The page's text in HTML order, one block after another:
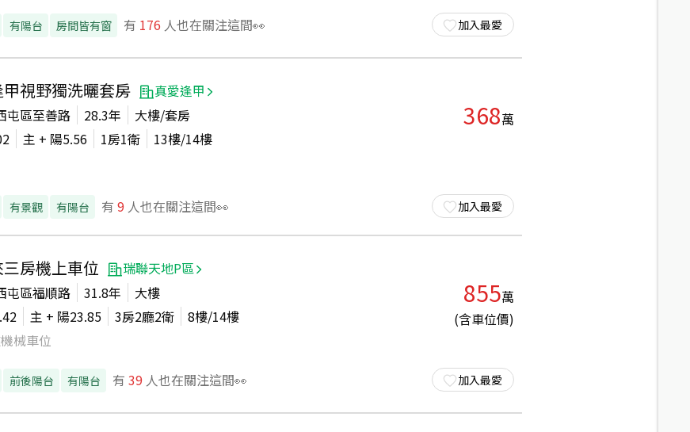
有陽台 房間皆有窗 有 176 人也在關注這間👀 加入最愛
視野獨洗曬套房
真愛逢甲
屯區至善路
28.3年
大樓/套房
主 + 陽5.56 1房1衛 13樓/14樓
有景觀 有陽台 有 9 人也在關注這間👀
368萬
加入最愛
房機上車位
瑞聯天地P區
屯區福順路
31.8年
大樓
主 + 陽23.85 3房2廳2衛 8樓/14樓
械車位
前後陽台 有陽台 有 39 人也在關注這間👀
855萬
(含車位價)
加入最愛